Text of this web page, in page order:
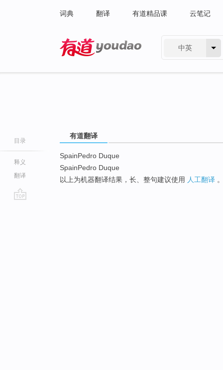
词典 翻译 有道精品课 云笔记
中英
目录
释义
翻译
有道翻译
SpainPedro Duque
SpainPedro Duque
以上为机器翻译结果，长、整句建议使用 人工翻译